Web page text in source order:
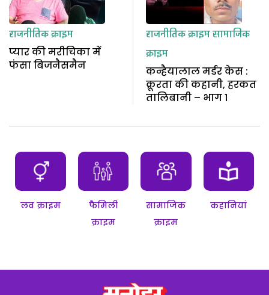
राजनीतिक क्राइम
प्यार की मरीचिका में
फंसा बिजनैसमैन
राजनीतिक क्राइमसामाजिक
क्राइम
कन्हैयालाल मर्डर केस :
क्रूरता की कहानी, हरकत
तालिबानी – भाग 1
लव क्राइम
फैमिली
क्राइम
सामाजिक
क्राइम
कहानियां